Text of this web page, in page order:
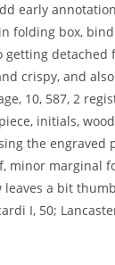
early
folding box,
getting detached
crispy, and
10, 587, 2
initials,
the engraved
minor marginal
a bit
I, 50;